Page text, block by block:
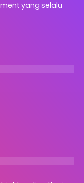
yang selalu